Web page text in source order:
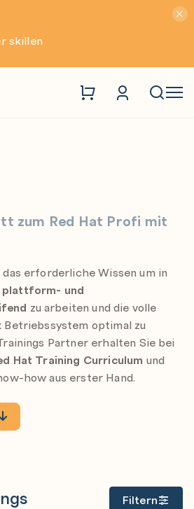
skillen
zum Red Hat Profi mit
das erforderliche Wissen um in
plattform- und
zu arbeiten und die volle
optimal zu
Partner erhalten Sie bei
Hat Training Curriculum und
how aus erster Hand.
Filtern